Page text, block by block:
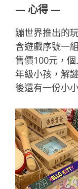
— 心得 —
蹦世界推出的
含遊戲序號一
售價100元，
年級小孩，解
後還有一份小